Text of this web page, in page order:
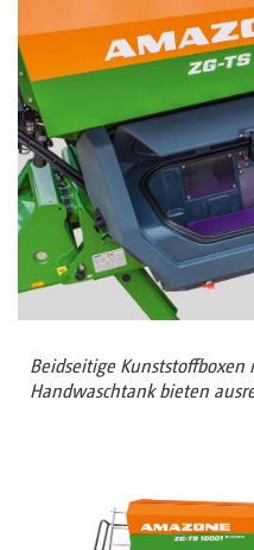
Beidseitige
Handwaschtank bieten